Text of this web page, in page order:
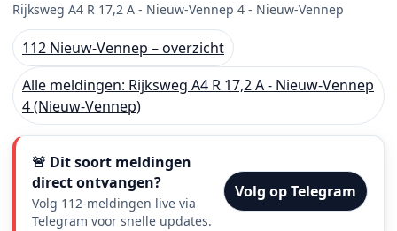
Rijksweg A4 R 17,2 A - Nieuw-Vennep 4 - Nieuw-Vennep
112 Nieuw-Vennep – overzicht
Alle meldingen: Rijksweg A4 R 17,2 A - Nieuw-Vennep
4 (Nieuw-Vennep)
🚨 Dit soort meldingen
direct ontvangen?
Volg 112-meldingen live via
Telegram voor snelle updates.
Volg op Telegram